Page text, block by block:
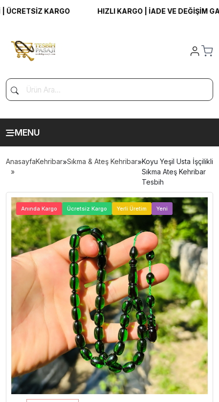
KARGO HIZLI KARGO | İADE VE DEĞİŞİM
MENU
AnasayfaKehribar»Sıkma & Ateş Kehribar»Koyu Yeşil Usta İşçilikli
Sıkma Ateş Kehribar
Tesbih
Anında Kargo Ücretsiz Kargo Yerli Üretim Yeni